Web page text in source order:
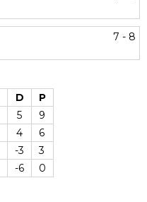
7 - 8
D
P
5
9
4
6
-3
3
-6 0